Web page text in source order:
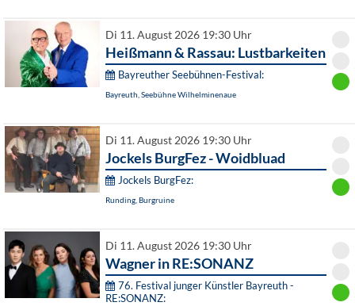
Di 11. August 2026 19:30 Uhr
Heißmann & Rassau: Lustbarkeiten
Bayreuther Seebühnen-Festival:
Bayreuth, Seebühne Wilhelminenaue
Di 11. August 2026 19:30 Uhr
Jockels BurgFez - Woidbluad
Jockels BurgFez:
Runding, Burgruine
Di 11. August 2026 19:30 Uhr
Wagner in RE:SONANZ
76. Festival junger Künstler Bayreuth -
RE:SONANZ: